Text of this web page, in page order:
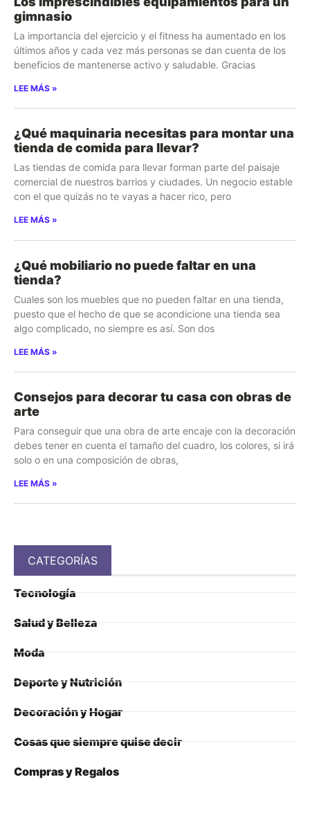
gimnasio
La importancia del ejercicio y el fitness ha aumentado en los
últimos años y cada vez más personas se dan cuenta de los
beneficios de mantenerse activo y saludable. Gracias
LEE MÁS »
¿Qué maquinaria necesitas para montar una
tienda de comida para llevar?
Las tiendas de comida para llevar forman parte del paisaje
comercial de nuestros barrios y ciudades. Un negocio estable
con el que quizás no te vayas a hacer rico, pero
LEE MÁS »
¿Qué mobiliario no puede faltar en una
tienda?
Cuales son los muebles que no pueden faltar en una tienda,
puesto que el hecho de que se acondicione una tienda sea
algo complicado, no siempre es así. Son dos
LEE MÁS »
Consejos para decorar tu casa con obras de
arte
Para conseguir que una obra de arte encaje con la decoración
debes tener en cuenta el tamaño del cuadro, los colores, si irá
solo o en una composición de obras,
LEE MÁS »
CATEGORÍAS
Tecnología
Salud y Belleza
Moda
Deporte y Nutrición
Decoración y Hogar
Cosas que siempre quise decir
Compras y Regalos